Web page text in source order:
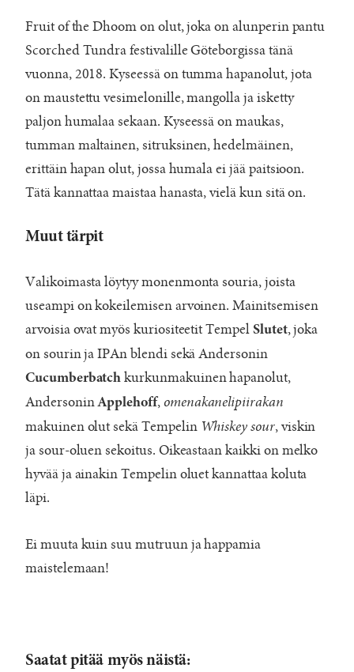
Fruit of the Dhoom on olut, joka on alunperin pantu
Scorched Tundra festivalille Göteborgissa tänä
vuonna, 2018. Kyseessä on tumma hapanolut, jota
on maustettu vesimelonille, mangolla ja isketty
paljon humalaa sekaan. Kyseessä on maukas,
tumman maltainen, sitruksinen, hedelmäinen,
erittäin hapan olut, jossa humala ei jää paitsioon.
Tätä kannattaa maistaa hanasta, vielä kun sitä on.
Muut tärpit
Valikoimasta löytyy monenmonta souria, joista
useampi on kokeilemisen arvoinen. Mainitsemisen
arvoisia ovat myös kuriositeetit Tempel Slutet, joka
on sourin ja IPAn blendi sekä Andersonin
Cucumberbatch kurkunmakuinen hapanolut,
AndersoninApplehoff, omenakanelipiirakan
makuinen olut sekä Tempelin Whiskey sour, viskin
ja sour-oluen sekoitus. Oikeastaan kaikki on melko
hyvää ja ainakin Tempelin oluet kannattaa koluta
läpi.
Ei muuta kuin suu mutruun ja happamia
maistelemaan!
Saatat pitää myös näistä: